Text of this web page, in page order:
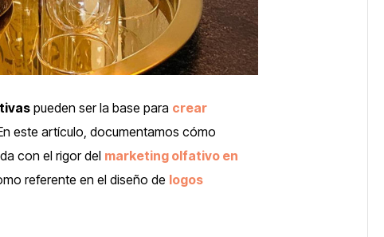
pueden ser la base para crear
este artículo, documentamos cómo
con el rigor del marketing olfativo en
referente en el diseño de logos